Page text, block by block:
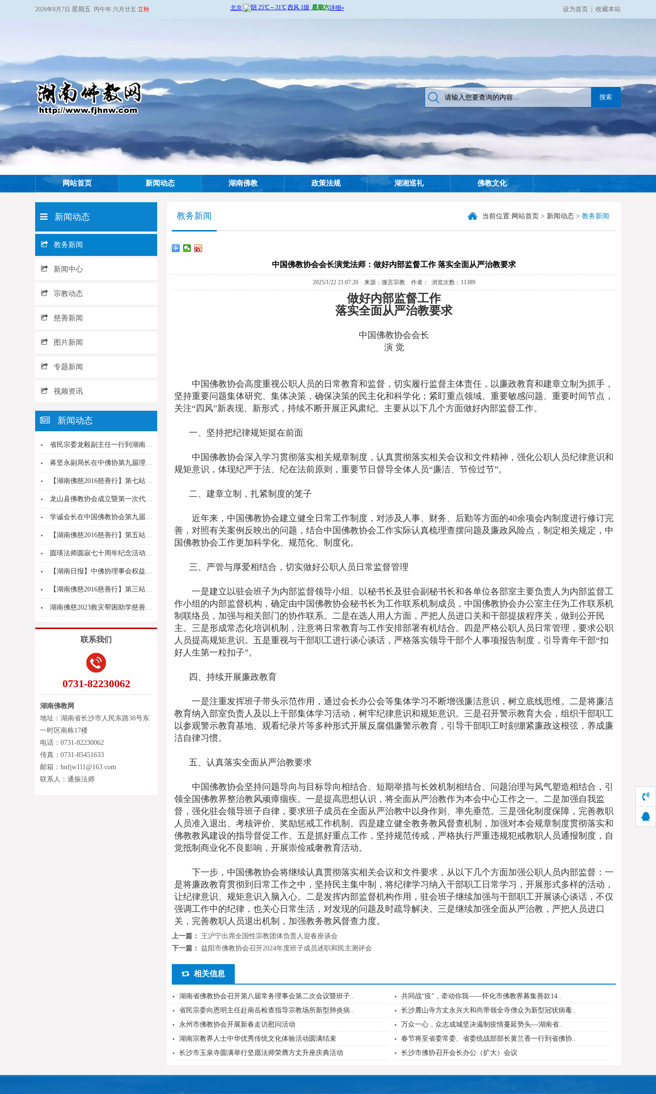
2026年8月7日 星期五 丙午年 六月廿五 立秋 设为首页 | 收藏本站
网站首页 新闻动态 湖南佛教 政策法规 湖湘巡礼 佛教文化
新闻动态
教务新闻
新闻中心
宗教动态
慈善新闻
图片新闻
专题新闻
视频资讯
新闻动态
省民宗委龙毅副主任一行到湖南佛学院慰问
蒋坚永副局长在中佛协第九届理事会权益保护委员会...
【湖南佛慈2016慈善行】第七站慰问资助醴陵枫...
龙山县佛教协会成立暨第一次代表大会召开
学诚会长在中国佛教协会第九届理事会权益保护委员...
【湖南佛慈2016慈善行】第五站到郴州汝城县慰...
圆瑛法师圆寂七十周年纪念活动暨圆瑛法师爱国爱教...
【湖南日报】中佛协理事会权益保护委员会在湘召开...
【湖南佛慈2016慈善行】第三站资助永州江永县...
湖南佛慈2023救灾帮困助学慈善行第十四站关爱...
联系我们
0731-82230062
湖南佛教网
地址：湖南省长沙市人民东路38号东
一时区南栋17楼
电话：0731-82230062
传真：0731-85451633
邮箱：hnfjw111@163.com
联系人：通振法师
教务新闻 当前位置: 网站首页 > 新闻动态 > 教务新闻
中国佛教协会会长演觉法师：做好内部监督工作 落实全面从严治教要求
2025/1/22 21:07:20 来源：微言宗教 作者： 浏览次数：11389
做好内部监督工作
落实全面从严治教要求
中国佛教协会会长
演 觉
中国佛教协会高度重视公职人员的日常教育和监督，切实履行监督主体责任，以廉政教育和建章立制为抓手，
坚持重要问题集体研究、集体决策，确保决策的民主化和科学化；紧盯重点领域、重要敏感问题、重要时间节点，
关注“四风”新表现、新形式，持续不断开展正风肃纪。主要从以下几个方面做好内部监督工作。
一、坚持把纪律规矩挺在前面
中国佛教协会深入学习贯彻落实相关规章制度，认真贯彻落实相关会议和文件精神，强化公职人员纪律意识和
规矩意识，体现纪严于法、纪在法前原则，重要节日督导全体人员“廉洁、节俭过节”。
二、建章立制，扎紧制度的笼子
近年来，中国佛教协会建立健全日常工作制度，对涉及人事、财务、后勤等方面的40余项会内制度进行修订完
善，对照有关案例反映出的问题，结合中国佛教协会工作实际认真梳理查摆问题及廉政风险点，制定相关规定，中
国佛教协会工作更加科学化、规范化、制度化。
三、严管与厚爱相结合，切实做好公职人员日常监督管理
一是建立以驻会班子为内部监督领导小组、以秘书长及驻会副秘书长和各单位各部室主要负责人为内部监督工
作小组的内部监督机构，确定由中国佛教协会秘书长为工作联系机制成员，中国佛教协会办公室主任为工作联系机
制联络员，加强与相关部门的协作联系。二是在选人用人方面，严把人员进口关和干部提拔程序关，做到公开民
主。三是形成常态化培训机制，注意将日常教育与工作安排部署有机结合。四是严格公职人员日常管理，要求公职
人员提高规矩意识。五是重视与干部职工进行谈心谈话，严格落实领导干部个人事项报告制度，引导青年干部“扣
好人生第一粒扣子”。
四、持续开展廉政教育
一是注重发挥班子带头示范作用，通过会长办公会等集体学习不断增强廉洁意识，树立底线思维。二是将廉洁
教育纳入部室负责人及以上干部集体学习活动，树牢纪律意识和规矩意识。三是召开警示教育大会，组织干部职工
以参观警示教育基地、观看纪录片等多种形式开展反腐倡廉警示教育，引导干部职工时刻绷紧廉政这根弦，养成廉
洁自律习惯。
五、认真落实全面从严治教要求
中国佛教协会坚持问题导向与目标导向相结合、短期举措与长效机制相结合、问题治理与风气塑造相结合，引
领全国佛教界整治教风顽瘴痼疾。一是提高思想认识，将全面从严治教作为本会中心工作之一。二是加强自我监
督，强化驻会领导班子自律，要求班子成员在全面从严治教中以身作则、率先垂范。三是强化制度保障，完善教职
人员准入退出、考核评价、奖励惩戒工作机制。四是建立健全教务教风督查机制，加强对本会规章制度贯彻落实和
佛教教风建设的指导督促工作。五是抓好重点工作，坚持规范传戒，严格执行严重违规犯戒教职人员通报制度，自
觉抵制商业化不良影响，开展崇俭戒奢教育活动。
下一步，中国佛教协会将继续认真贯彻落实相关会议和文件要求，从以下几个方面加强公职人员内部监督：一
是将廉政教育贯彻到日常工作之中，坚持民主集中制，将纪律学习纳入干部职工日常学习，开展形式多样的活动，
让纪律意识、规矩意识入脑入心。二是发挥内部监督机构作用，驻会班子继续加强与干部职工开展谈心谈话，不仅
强调工作中的纪律，也关心日常生活，对发现的问题及时疏导解决。三是继续加强全面从严治教，严把人员进口
关，完善教职人员退出机制，加强教务教风督查力度。
上一篇：
王沪宁出席全国性宗教团体负责人迎春座谈会
下一篇： 益阳市佛教协会召开2024年度班子成员述职和民主测评会
相关信息
湖南省佛教协会召开第八届常务理事会第二次会议暨班子..
共同战“疫”，牵动你我——怀化市佛教界募集善款14..
省民宗委向恩明主任赴南岳检查指导宗教场所新型肺炎病..
长沙麓山寺方丈永兴大和尚带领全寺僧众为新型冠状病毒..
永州市佛教协会开展新春走访慰问活动
万众一心，众志成城坚决遏制疫情蔓延势头---湖南省..
湖南宗教界人士中华优秀传统文化体验活动圆满结束
春节将至省委常委、省委统战部部长黄兰香一行到省佛协..
长沙市玉泉寺圆满举行坚愿法师荣膺方丈升座庆典活动
长沙市佛协召开会长办公（扩大）会议